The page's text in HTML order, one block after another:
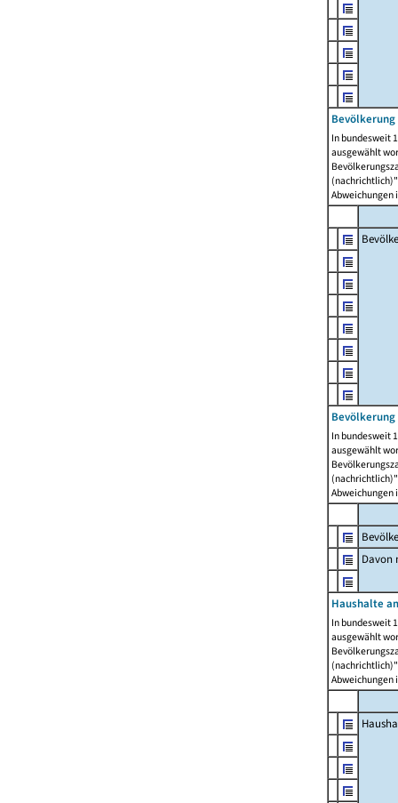
In bundesweit
ausgewählt
Abweichungen
In bundesweit
ausgewählt
Abweichungen
Davon
Haushalte
In bundesweit
ausgewählt
Abweichungen